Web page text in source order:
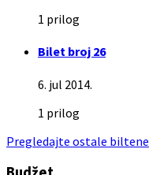
1 prilog
Bilet broj 26
6. jul 2014.
1 prilog
Pregledajte ostale biltene